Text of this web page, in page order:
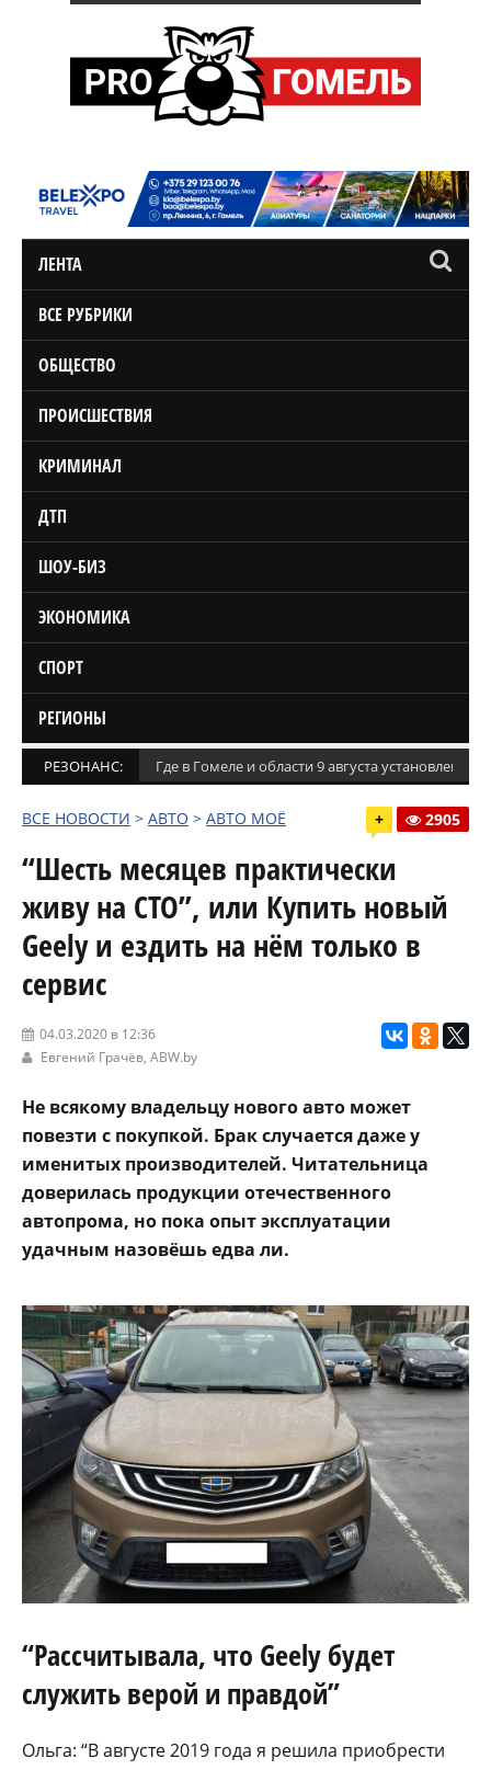
ЛЕНТА
ВСЕ РУБРИКИ
ОБЩЕСТВО
ПРОИСШЕСТВИЯ
КРИМИНАЛ
ДТП
ШОУ-БИЗ
ЭКОНОМИКА
СПОРТ
РЕГИОНЫ
РЕЗОНАНС: Где в Гомеле и области 9 августа установлены
ВСЕ НОВОСТИ > АВТО > АВТО МОЁ + 2905
“Шесть месяцев практически
живу на СТО”, или Купить новый
Geely и ездить на нём только в
сервис
04.03.2020 в 12:36
Евгений Грачёв, ABW.by
Не всякому владельцу нового авто может
повезти с покупкой. Брак случается даже у
именитых производителей. Читательница
доверилась продукции отечественного
автопрома, но пока опыт эксплуатации
удачным назовёшь едва ли.
“Рассчитывала, что Geely будет
служить верой и правдой”
Ольга: “В августе 2019 года я решила приобрести